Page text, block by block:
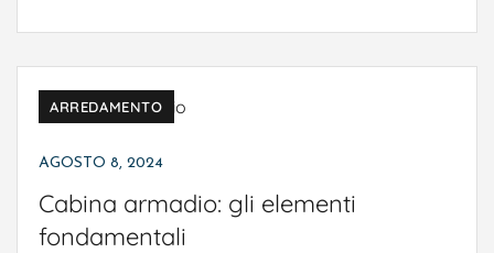
ARREDAMENTO
AGOSTO 8, 2024
Cabina armadio: gli elementi
fondamentali